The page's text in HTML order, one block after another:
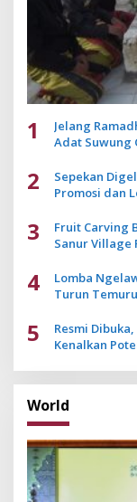
1
Jelang
Adat Suwung
2
Sepekan
Promosi dan
3
Fruit Carving
Sanur Village
4
Lomba
Turun
5
Resmi
Kenalkan
World